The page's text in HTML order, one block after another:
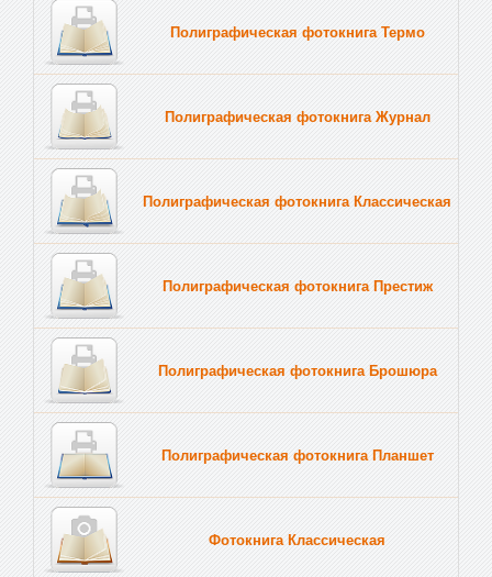
Полиграфическая фотокнига Термо
Полиграфическая фотокнига Журнал
Полиграфическая фотокнига Классическая
Полиграфическая фотокнига Престиж
Полиграфическая фотокнига Брошюра
Полиграфическая фотокнига Планшет
Фотокнига Классическая